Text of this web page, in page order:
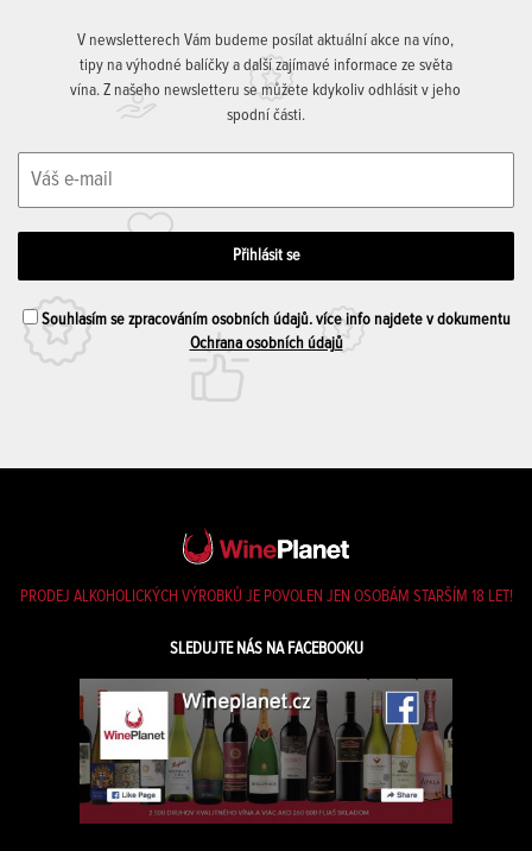
V newsletterech Vám budeme posílat aktuální akce na víno,
tipy na výhodné balíčky a další zajímavé informace ze světa
vína. Z našeho newsletteru se můžete kdykoliv odhlásit v jeho
spodní části.
Souhlasím se zpracováním osobních údajů. více info najdete v dokumentu
Ochrana osobních údajů
PRODEJ ALKOHOLICKÝCH VÝROBKŮ JE POVOLEN JEN OSOBÁM STARŠÍM 18 LET!
SLEDUJTE NÁS NA FACEBOOKU